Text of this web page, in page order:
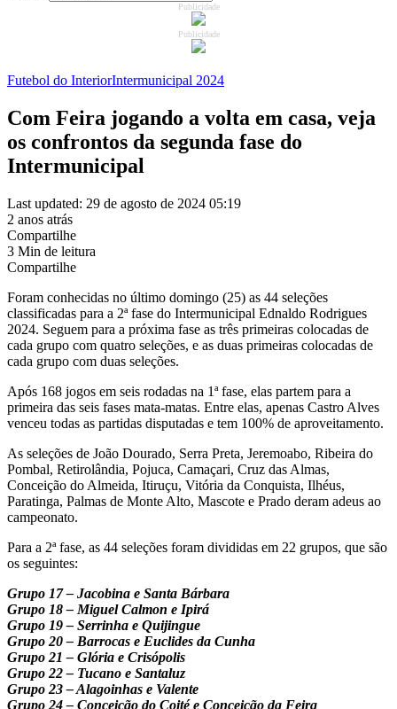
Publicidade
Publicidade
Futebol do InteriorIntermunicipal 2024
Com Feira jogando a volta em casa, veja
os confrontos da segunda fase do
Intermunicipal
Last updated: 29 de agosto de 2024 05:19
2 anos atrás
Compartilhe
3 Min de leitura
Compartilhe
Foram conhecidas no último domingo (25) as 44 seleções
classificadas para a 2ª fase do Intermunicipal Ednaldo Rodrigues
2024. Seguem para a próxima fase as três primeiras colocadas de
cada grupo com quatro seleções, e as duas primeiras colocadas de
cada grupo com duas seleções.
Após 168 jogos em seis rodadas na 1ª fase, elas partem para a
primeira das seis fases mata-matas. Entre elas, apenas Castro Alves
venceu todas as partidas disputadas e tem 100% de aproveitamento.
As seleções de João Dourado, Serra Preta, Jeremoabo, Ribeira do
Pombal, Retirolândia, Pojuca, Camaçari, Cruz das Almas,
Conceição do Almeida, Itiruçu, Vitória da Conquista, Ilhéus,
Paratinga, Palmas de Monte Alto, Mascote e Prado deram adeus ao
campeonato.
Para a 2ª fase, as 44 seleções foram divididas em 22 grupos, que são
os seguintes:
Grupo 17 – Jacobina e Santa Bárbara
Grupo 18 – Miguel Calmon e Ipirá
Grupo 19 – Serrinha e Quijingue
Grupo 20 – Barrocas e Euclides da Cunha
Grupo 21 – Glória e Crisópolis
Grupo 22 – Tucano e Santaluz
Grupo 23 – Alagoinhas e Valente
Grupo 24 – Conceição do Coité e Conceição da Feira